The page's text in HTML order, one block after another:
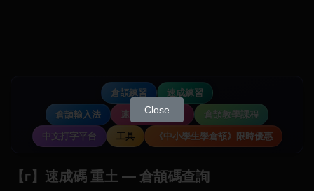
倉頡練習
速成練習
倉頡輸入法
速成輸入法教學
倉頡教學課程
中文打字平台
工具 《中小學生學倉頡》限時優惠
【г】速成碼 重土 — 倉頡碼查詢
Close